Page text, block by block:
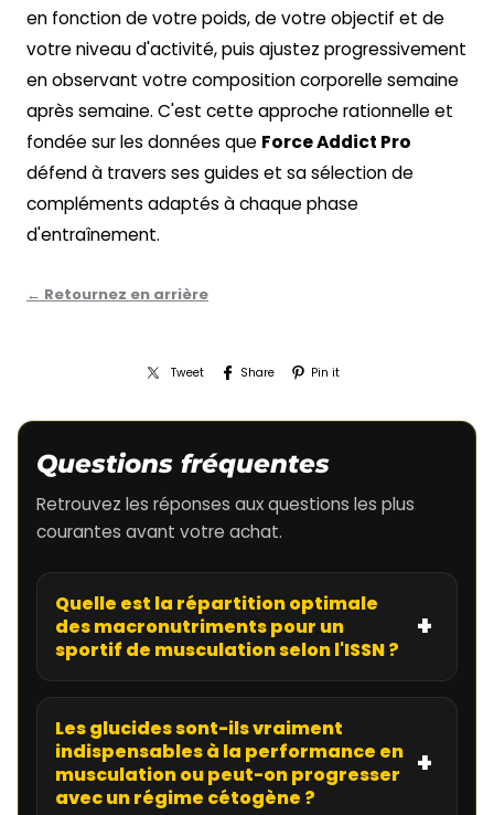
en fonction de votre poids, de votre objectif et de
votre niveau d'activité, puis ajustez progressivement
en observant votre composition corporelle semaine
après semaine. C'est cette approche rationnelle et
fondée sur les données que Force Addict Pro
défend à travers ses guides et sa sélection de
compléments adaptés à chaque phase
d'entraînement.
← Retournez en arrière
Tweet Share Pin it
Questions fréquentes
Retrouvez les réponses aux questions les plus
courantes avant votre achat.
Quelle est la répartition optimale
des macronutriments pour un
sportif de musculation selon l'ISSN ?
Les glucides sont-ils vraiment
indispensables à la performance en
musculation ou peut-on progresser
avec un régime cétogène ?